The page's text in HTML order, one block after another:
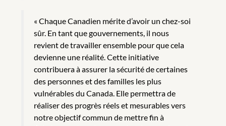
« Chaque Canadien mérite d’avoir un chez-soi
sûr. En tant que gouvernements, il nous
revient de travailler ensemble pour que cela
devienne une réalité. Cette initiative
contribuera à assurer la sécurité de certaines
des personnes et des familles les plus
vulnérables du Canada. Elle permettra de
réaliser des progrès réels et mesurables vers
notre objectif commun de mettre fin à